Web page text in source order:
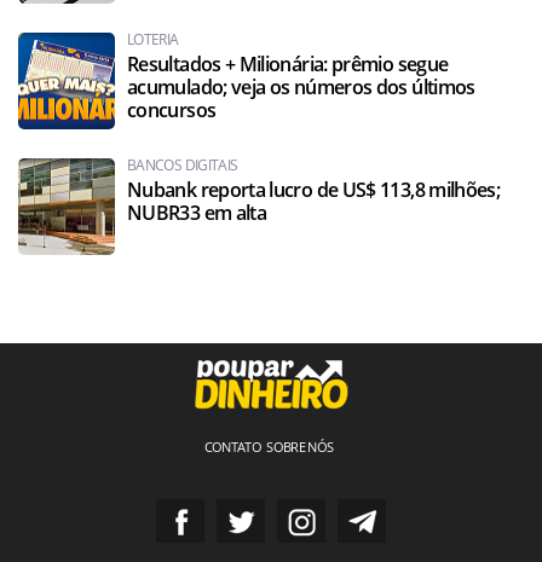
LOTERIA
Resultados + Milionária: prêmio segue
acumulado; veja os números dos últimos
concursos
BANCOS DIGITAIS
Nubank reporta lucro de US$ 113,8 milhões;
NUBR33 em alta
CONTATO SOBRE NÓS